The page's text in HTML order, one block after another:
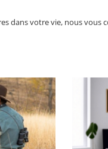
dans votre vie, nous